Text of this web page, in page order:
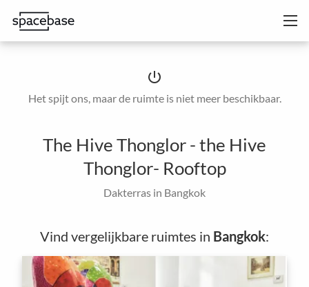
power_settings_new
Het spijt ons, maar de ruimte is niet meer beschikbaar.
The Hive Thonglor - the Hive
Thonglor- Rooftop
Dakterras in Bangkok
Vind vergelijkbare ruimtes in Bangkok: